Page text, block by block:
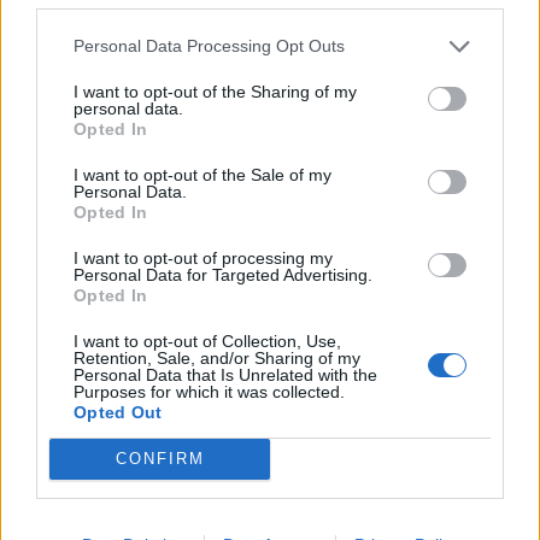
Personal Data Processing Opt Outs
I want to opt-out of the Sharing of my
personal data.
Opted In
I want to opt-out of the Sale of my
Personal Data.
Opted In
I want to opt-out of processing my
Personal Data for Targeted Advertising.
Opted In
I want to opt-out of Collection, Use,
Retention, Sale, and/or Sharing of my
Personal Data that Is Unrelated with the
Purposes for which it was collected.
Opted Out
CONFIRM
Regionalen vollkommen autark.
Die Coronakrise hat sich als überraschender Treiber von
New-Work-Trends hin zu mehr Flexicurity erwiesen:
heraus breitflächig ermöglicht wurde, haben sich
Arbeitskulturen dauerhaft verändert. Home Office ist nun
internationale Unternehmen vereinbaren Meetings in VR-
Konferenzen, Verträge werden via Blockchain
geschlossen. Digital-Health-Anwendungen errechnen
schon im Vorhinein das mögliche Risiko persönlicher
Geschäftsmeetings – von denen aber ohnehin meist
abgeraten wird.